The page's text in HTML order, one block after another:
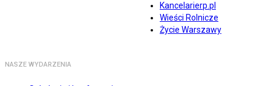
Kancelarierp.pl
Wieści Rolnicze
Życie Warszawy
NASZE WYDARZENIA